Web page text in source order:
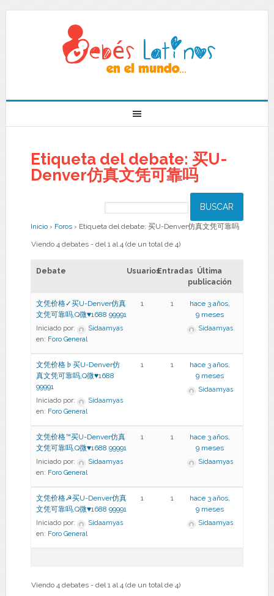
Etiqueta del debate: 买U-
Denver仿真文凭可靠吗
Inicio › Foros › Etiqueta del debate: 买U-Denver仿真文凭可靠吗
Viendo 4 debates - del 1 al 4 (de un total de 4)
Debate UsuariosEntradas Última
publicación
文凭价格✓买U-Denver仿真
文凭可靠吗,Q微♥1688 99991
Iniciado por:
Sidaamyas
en: Foro General
1 1
hace 3 años,
9 meses
Sidaamyas
文凭价格♭买U-Denver仿
真文凭可靠吗,Q微♥1688
99991
Iniciado por:
Sidaamyas
en: Foro General
1 1
hace 3 años,
9 meses
Sidaamyas
文凭价格™买U-Denver仿真
文凭可靠吗,Q微♥1688 99991
Iniciado por:
Sidaamyas
en: Foro General
1 1
hace 3 años,
9 meses
Sidaamyas
文凭价格☭买U-Denver仿真
文凭可靠吗,Q微♥1688 99991
Iniciado por:
Sidaamyas
en: Foro General
1 1
hace 3 años,
9 meses
Sidaamyas
Viendo 4 debates - del 1 al 4 (de un total de 4)